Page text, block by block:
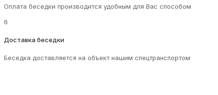
Оплата беседки производится удобным для Вас способом
6
Доставка беседки
Беседка доставляется на объект нашим спецтранспортом